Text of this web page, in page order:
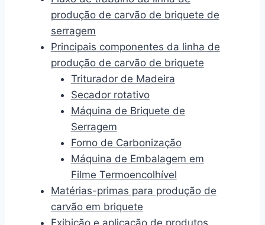
produção de carvão de briquete de
serragem
Principais componentes da linha de
produção de carvão de briquete
Triturador de Madeira
Secador rotativo
Máquina de Briquete de
Serragem
Forno de Carbonização
Máquina de Embalagem em
Filme Termoencolhível
Matérias-primas para produção de
carvão em briquete
Exibição e aplicação de produtos